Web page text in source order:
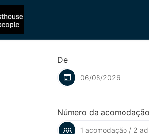
De
Número da acomodação
1 acomodação / 2